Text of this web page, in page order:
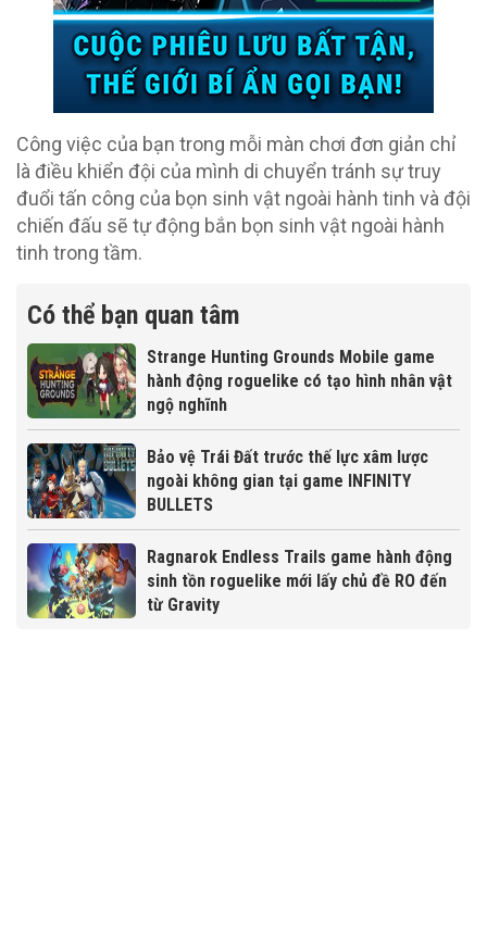
Công việc của bạn trong mỗi màn chơi đơn giản chỉ
là điều khiển đội của mình di chuyển tránh sự truy
đuổi tấn công của bọn sinh vật ngoài hành tinh và đội
chiến đấu sẽ tự động bắn bọn sinh vật ngoài hành
tinh trong tầm.
Có thể bạn quan tâm
Strange Hunting Grounds Mobile game
hành động roguelike có tạo hình nhân vật
ngộ nghĩnh
Bảo vệ Trái Đất trước thế lực xâm lược
ngoài không gian tại game INFINITY
BULLETS
Ragnarok Endless Trails game hành động
sinh tồn roguelike mới lấy chủ đề RO đến
từ Gravity